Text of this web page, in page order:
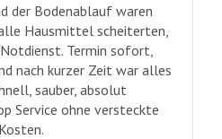
der Bodenablauf waren
Hausmittel scheiterten,
Termin sofort,
nach kurzer Zeit war alles
sauber, absolut
Service ohne versteckte
Kosten.